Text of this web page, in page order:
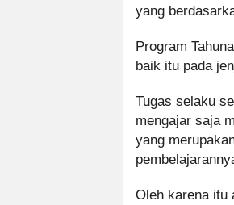
yang
Program
baik itu pada
Tugas selaku
mengajar saja
yang
Oleh karena itu